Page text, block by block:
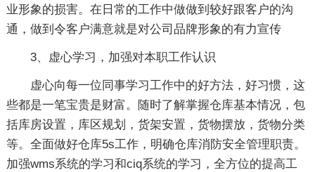
业形象的损害。在日常的工作中做做到较好跟客户的沟
通，做到令客户满意就是对公司品牌形象的有力宣传
3、虚心学习，加强对本职工作认识
虚心向每一位同事学习工作中的好方法，好习惯，这
些都是一笔宝贵是财富。随时了解掌握仓库基本情况，包
括库房设置，库区规划，货架安置，货物摆放，货物分类
等。全面做好仓库5s工作，明确仓库消防安全管理职责。
加强wms系统的学习和ciq系统的学习，全方位的提高工